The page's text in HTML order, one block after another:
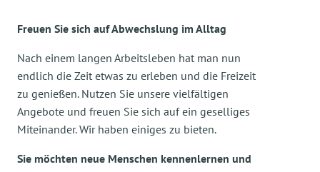
Freuen Sie sich auf Abwechslung im Alltag
Nach einem langen Arbeitsleben hat man nun
endlich die Zeit etwas zu erleben und die Freizeit
zu genießen. Nutzen Sie unsere vielfältigen
Angebote und freuen Sie sich auf ein geselliges
Miteinander. Wir haben einiges zu bieten.
Sie möchten neue Menschen kennenlernen und